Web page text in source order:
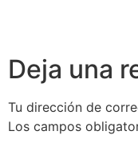
Deja una
Tu dirección de
Los campos